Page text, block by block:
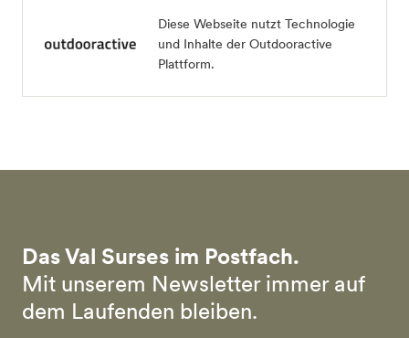
Diese Webseite nutzt Technologie
und Inhalte der Outdooractive
Plattform.
Das Val Surses im Postfach.
Mit unserem Newsletter immer auf
dem Laufenden bleiben.